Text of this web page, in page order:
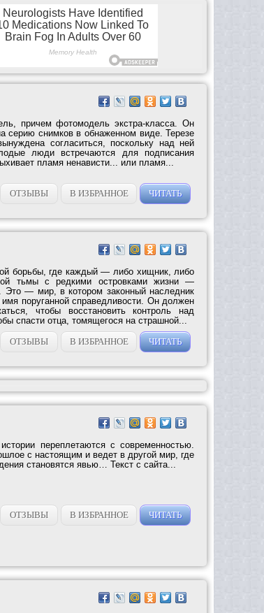
причем фотомодель экстра-класса. Он
серию снимков в обнаженном виде. Терезе
согласиться, поскольку над ней
люди встречаются для подписания
пламя ненависти... или пламя...
ОТЗЫВЫ В ИЗБРАННОЕ ЧИТАТЬ
борьбы, где каждый — либо хищник, либо
тьмы с редкими островками жизни —
Это — мир, в котором законный наследник
поруганной справедливости. Он должен
чтобы восстановить контроль над
спасти отца, томящегося на страшной...
ОТЗЫВЫ В ИЗБРАННОЕ ЧИТАТЬ
переплетаются с современностью.
с настоящим и ведет в другой мир, где
становятся явью… Текст с сайта...
ОТЗЫВЫ В ИЗБРАННОЕ ЧИТАТЬ